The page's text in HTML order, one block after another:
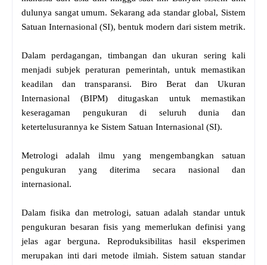
dulunya sangat umum. Sekarang ada standar global, Sistem
Satuan Internasional (SI), bentuk modern dari sistem metrik.
Dalam perdagangan, timbangan dan ukuran sering kali
menjadi subjek peraturan pemerintah, untuk memastikan
keadilan dan transparansi. Biro Berat dan Ukuran
Internasional (BIPM) ditugaskan untuk memastikan
keseragaman pengukuran di seluruh dunia dan
ketertelusurannya ke Sistem Satuan Internasional (SI).
Metrologi adalah ilmu yang mengembangkan satuan
pengukuran yang diterima secara nasional dan
internasional.
Dalam fisika dan metrologi, satuan adalah standar untuk
pengukuran besaran fisis yang memerlukan definisi yang
jelas agar berguna. Reproduksibilitas hasil eksperimen
merupakan inti dari metode ilmiah. Sistem satuan standar